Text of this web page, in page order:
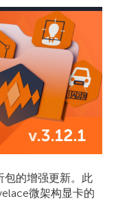
包的增强更新。此
微架构显卡的